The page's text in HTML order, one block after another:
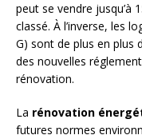
peut se vendre jusqu’à
classé. À l’inverse, les
G) sont de plus en plus
des nouvelles
rénovation.
La rénovation
futures normes